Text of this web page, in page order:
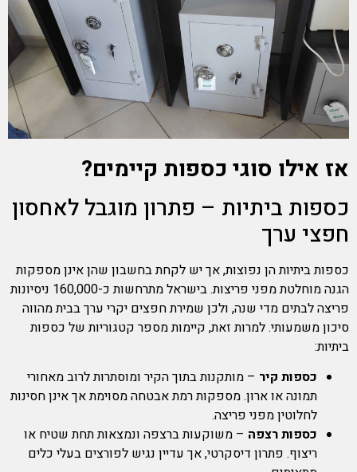
אז אילו סוגי כספות קיימים?
כספות ביתיות – פתרון מוגבל לאחסון
חפצי ערך
כספות ביתיות הן נפוצות, אך יש לקחת בחשבון שהן אינן מספקות
הגנה מוחלטת מפני פריצות. בישראל מתרחשות כ-160,000 ניסיונות
פריצה לבתים מדי שנה, ולכן שמירת חפצים יקרי ערך בבית מהווה
סיכון משמעותי. למרות זאת, קיימות מספר קטגוריות של כספות
ביתיות:
כספות קיר – מותקנות בתוך הקיר ומוסתרות לרוב מאחורי
תמונה או ארון. מספקות רמת אבטחה מסוימת אך אינן חסינות
לחלוטין מפני פריצה.
כספות רצפה – משוקעות ברצפה ונמצאות תחת שטיח או
ריצוף. פתרון דיסקרטי, אך עדיין נגיש לפורצים בעלי כלים